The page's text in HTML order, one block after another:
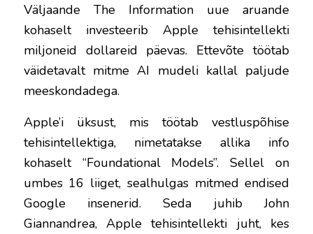
Väljaande The Information uue aruande
kohaselt investeerib Apple tehisintellekti
miljoneid dollareid päevas. Ettevõte töötab
väidetavalt mitme AI mudeli kallal paljude
meeskondadega.
Apple’i üksust, mis töötab vestluspõhise
tehisintellektiga, nimetatakse allika info
kohaselt “Foundational Models”. Sellel on
umbes 16 liiget, sealhulgas mitmed endised
Google insenerid. Seda juhib John
Giannandrea, Apple tehisintellekti juht, kes